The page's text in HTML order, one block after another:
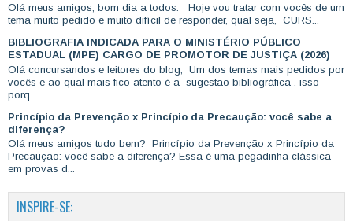
Olá meus amigos, bom dia a todos. Hoje vou tratar com vocês de um
tema muito pedido e muito difícil de responder, qual seja, CURS...
BIBLIOGRAFIA INDICADA PARA O MINISTÉRIO PÚBLICO
ESTADUAL (MPE) CARGO DE PROMOTOR DE JUSTIÇA (2026)
Olá concursandos e leitores do blog, Um dos temas mais pedidos por
vocês e ao qual mais fico atento é a sugestão bibliográfica , isso
porq...
Princípio da Prevenção x Princípio da Precaução: você sabe a
diferença?
Olá meus amigos tudo bem? Princípio da Prevenção x Princípio da
Precaução: você sabe a diferença? Essa é uma pegadinha clássica
em provas d...
INSPIRE-SE: